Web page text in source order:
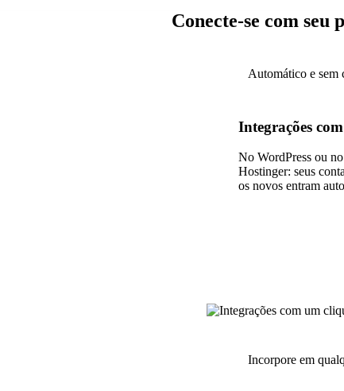
Conecte-se com seu
Automático e sem
Integrações
No WordPress ou
Hostinger: seus
os novos entram
Incorpore em